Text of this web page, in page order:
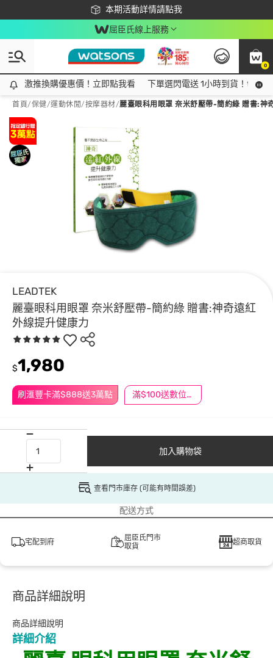
本期活動詳情請點我
下載app最高回饋$350
屈臣氏線上服務
0
激推換購優惠價！立即點我看
激推換購優惠價！立即點我看 下單選閃電送 1小時到貨！領神
首頁/保健/運動休閒/按摩器材/麗臺眼科用眼罩 奈米舒壓帶-簡約綠 贈書:神
LEADTEK
麗臺眼科用眼罩 奈米舒壓帶-簡約綠 贈書:神奇遠紅
外線提升健康力
刷滙豐卡滿$888送3萬點 滿$100送數位印花
$1,980
加入購物袋
查看門市庫存 (可能有時間誤差)
配送方式
宅配到府
屈臣氏門市
取貨
超商取貨
商品詳細說明
商品詳細說明
詳細介紹